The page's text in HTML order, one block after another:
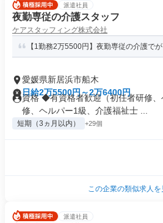
派遣社員
夜勤専従の介護スタッフ
ケアスタッフィング株式会社
【1勤務2万5500円】夜勤専従の介護で
愛媛県新居浜市船木
日給2万5500円～2万6400円
資格 ◆有資格者歓迎（初任者研修
修、ヘルパー1級、介護福祉士 ...
短期（3ヵ月以内） +29個
この企業の類似求人を
派遣社員